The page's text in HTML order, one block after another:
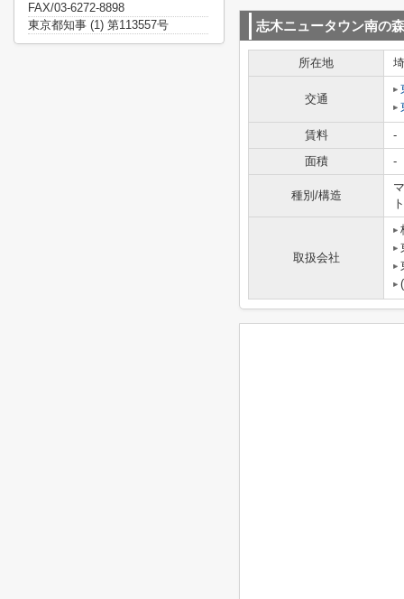
志木ニュータウン南の
所在地
交通
賃料
-
面積
-
種別/構造
ト
取扱会社
FAX/03-6272-8898
東京都知事 (1) 第113557号